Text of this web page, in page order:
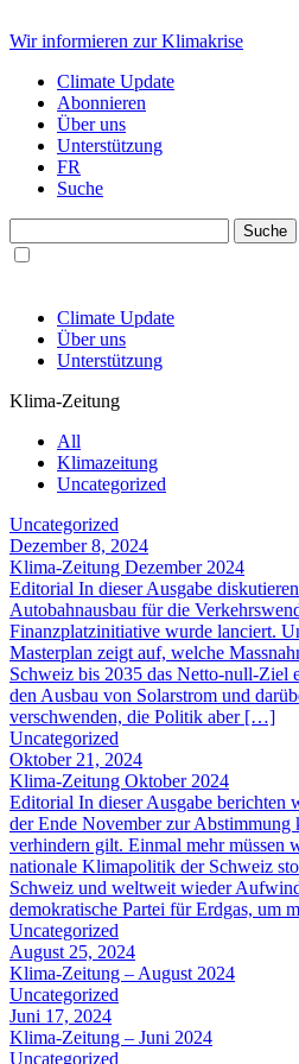
Wir informieren zur Klimakrise
Climate Update
Abonnieren
Über uns
Unterstützung
FR
Suche
Climate Update
Über uns
Unterstützung
Klima-Zeitung
All
Klimazeitung
Uncategorized
Uncategorized
Dezember 8, 2024
Klima-Zeitung Dezember 2024
Editorial In dieser Ausgabe
Autobahnausbau für die
Finanzplatzinitiative wurde lanciert.
Masterplan zeigt auf, welche
Schweiz bis 2035 das Netto-null-Ziel
den Ausbau von Solarstrom und
verschwenden, die Politik aber […]
Uncategorized
Oktober 21, 2024
Klima-Zeitung Oktober 2024
Editorial In dieser Ausgabe berichten
der Ende November zur Abstimmung
verhindern gilt. Einmal mehr müssen
nationale Klimapolitik der Schweiz
Schweiz und weltweit wieder
demokratische Partei für Erdgas, um
Uncategorized
August 25, 2024
Klima-Zeitung – August 2024
Uncategorized
Juni 17, 2024
Klima-Zeitung – Juni 2024
Uncategorized